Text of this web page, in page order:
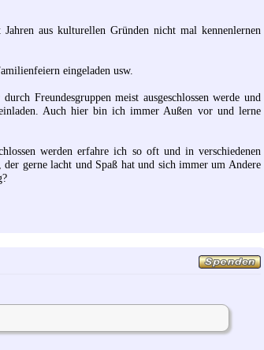
aus kulturellen Gründen nicht mal kennenlernen
eingeladen usw.
Freundesgruppen meist ausgeschlossen werde und
Auch hier bin ich immer Außen vor und lerne
werden erfahre ich so oft und in verschiedenen
gerne lacht und Spaß hat und sich immer um Andere